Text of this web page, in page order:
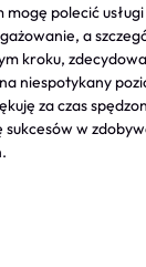
mogę polecić
a
kroku,
niespotykany
za czas
sukcesów w